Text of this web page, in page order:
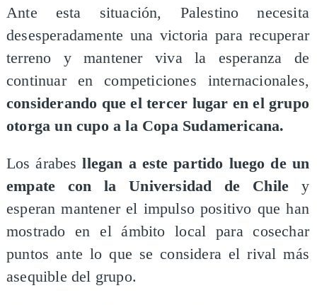
Ante esta situación, Palestino necesita
desesperadamente una victoria para recuperar
terreno y mantener viva la esperanza de
continuar en competiciones internacionales,
considerando que el tercer lugar en el grupo
otorga un cupo a la Copa Sudamericana.
Los árabes llegan a este partido luego de un
empate con la Universidad de Chile y
esperan mantener el impulso positivo que han
mostrado en el ámbito local para cosechar
puntos ante lo que se considera el rival más
asequible del grupo.